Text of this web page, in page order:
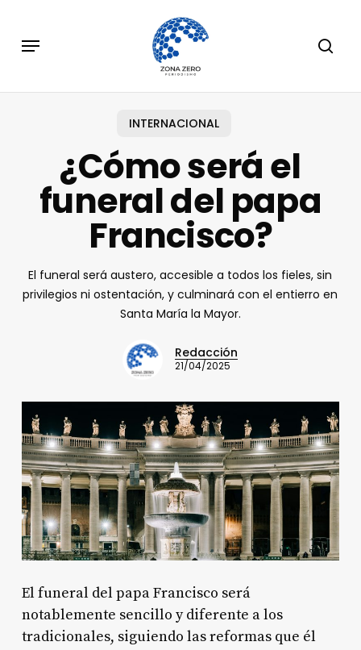
main
Menu
INTERNACIONAL
¿Cómo será el
funeral del papa
Francisco?
El funeral será austero, accesible a todos los fieles, sin
privilegios ni ostentación, y culminará con el entierro en
Santa María la Mayor.
Redacción
21/04/2025
El funeral del papa Francisco será
notablemente sencillo y diferente a los
tradicionales, siguiendo las reformas que él